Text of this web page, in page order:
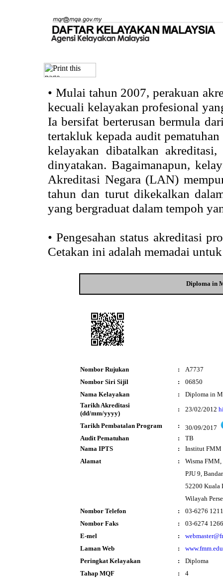
• Mulai tahun 2007, perakuan
kecuali kelayakan profesional
Ia bersifat berterusan bermula
tertakluk kepada audit
kelayakan dibatalkan
dinyatakan. Bagaimanapun,
Akreditasi Negara (LAN)
tahun dan turut dikekalkan
yang bergraduat dalam tempoh
• Pengesahan status akreditasi
Cetakan ini adalah memadai
Diploma in
Nombor Rujukan :
A7737
Nombor Siri Sijil
:
06850
Nama Kelayakan
:
Diploma in
Tarikh Akreditasi
(dd/mm/yyyy)
: 23/02/2012
Tarikh Pembatalan Program :
30/09/2017
Audit Pematuhan
:
TB
Nama IPTS
:
Institut FMM
Alamat
:
Wisma FMM,
PJU 9,
52200 Kuala
Wilayah
Nombor Telefon
:
03-6276 1211
Nombor Faks
:
03-6274 1266
E-mel
:
Laman Web
:
Peringkat Kelayakan
:
Diploma
Tahap MQF
:
4